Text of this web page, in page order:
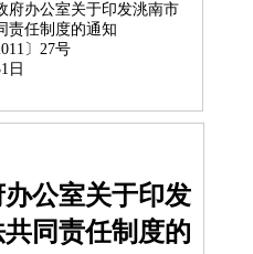
府办公室关于印发洮南市
责任制度的通知
〕27号
日
公室关于印发
同责任制度的